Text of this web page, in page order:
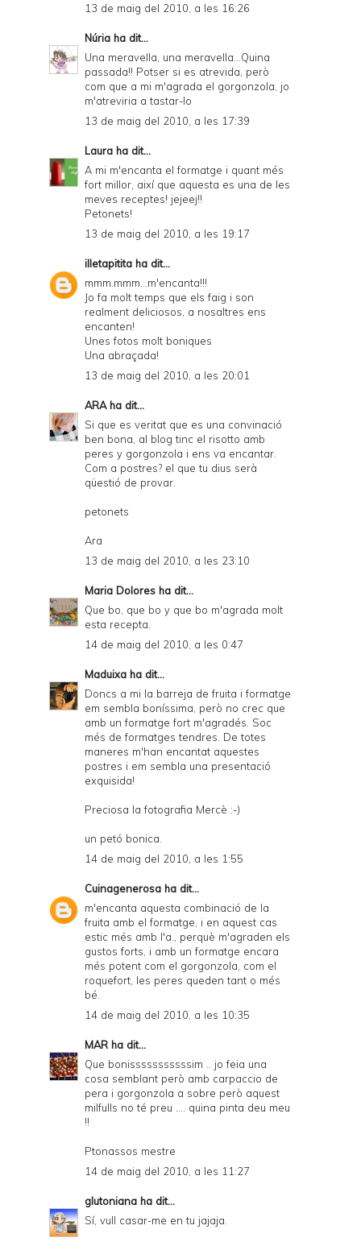
13 de maig del 2010, a les 16:26
Núria ha dit...
Una meravella, una meravella...Quina
passada!! Potser si es atrevida, però
com que a mi m'agrada el gorgonzola, jo
m'atreviria a tastar-lo
13 de maig del 2010, a les 17:39
Laura ha dit...
A mi m'encanta el formatge i quant més
fort millor, així que aquesta es una de les
meves receptes! jejeej!!
Petonets!
13 de maig del 2010, a les 19:17
illetapitita ha dit...
mmm.mmm...m'encanta!!!
Jo fa molt temps que els faig i son
realment deliciosos, a nosaltres ens
encanten!
Unes fotos molt boniques
Una abraçada!
13 de maig del 2010, a les 20:01
ARAha dit...
Si que es veritat que es una convinació
ben bona, al blog tinc el risotto amb
peres y gorgonzola i ens va encantar.
Com a postres? el que tu dius serà
qüestió de provar.
petonets
Ara
13 de maig del 2010, a les 23:10
Maria Dolores ha dit...
Que bo, que bo y que bo m'agrada molt
esta recepta.
14 de maig del 2010, a les 0:47
Maduixa ha dit...
Doncs a mi la barreja de fruita i formatge
em sembla boníssima, però no crec que
amb un formatge fort m'agradés. Soc
més de formatges tendres. De totes
maneres m'han encantat aquestes
postres i em sembla una presentació
exquisida!
Preciosa la fotografia Mercè :-)
un petó bonica.
14 de maig del 2010, a les 1:55
Cuinagenerosa ha dit...
m'encanta aquesta combinació de la
fruita amb el formatge, i en aquest cas
estic més amb l'a., perquè m'agraden els
gustos forts, i amb un formatge encara
més potent com el gorgonzola, com el
roquefort, les peres queden tant o més
bé.
14 de maig del 2010, a les 10:35
MAR ha dit...
Que bonisssssssssssim .. jo feia una
cosa semblant però amb carpaccio de
pera i gorgonzola a sobre però aquest
milfulls no té preu .... quina pinta deu meu
!!
Ptonassos mestre
14 de maig del 2010, a les 11:27
glutoniana ha dit...
Sí, vull casar-me en tu jajaja.